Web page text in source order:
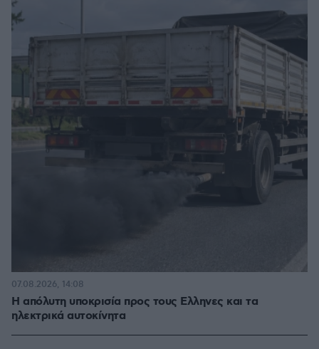
Η απόλυτη υποκρισία προς τους Ελληνες και τα
ηλεκτρικά αυτοκίνητα
07.08.2026, 14:08